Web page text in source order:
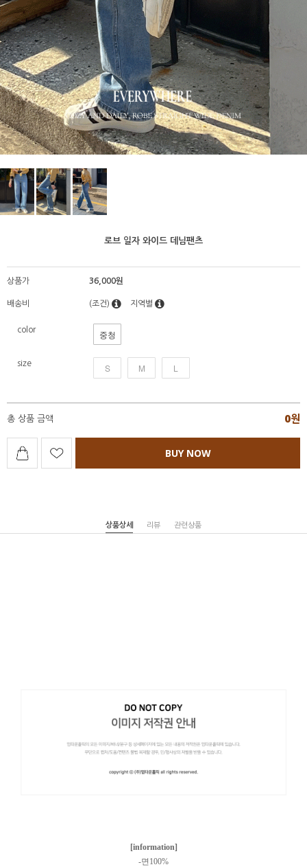
로브 일자 와이드 데님팬츠
상품가 36,000원
배송비 (조건) 지역별
color 중청
size S M L
총 상품 금액 0원
BUY NOW
상품상세 리뷰 관련상품
[information]
-면100%